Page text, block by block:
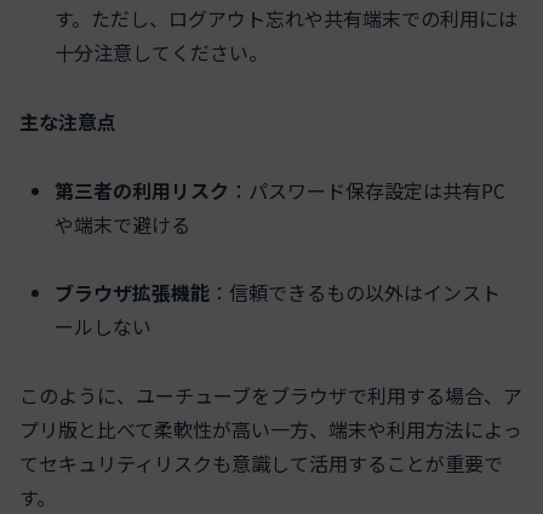
す。ただし、ログアウト忘れや共有端末での利用には
十分注意してください。
主な注意点
第三者の利用リスク ：パスワード保存設定は共有PC
や端末で避ける
ブラウザ拡張機能 ：信頼できるもの以外はインスト
ールしない
このように、ユーチューブをブラウザで利用する場合、ア
プリ版と比べて柔軟性が高い一方、端末や利用方法によっ
てセキュリティリスクも意識して活用することが重要で
す。